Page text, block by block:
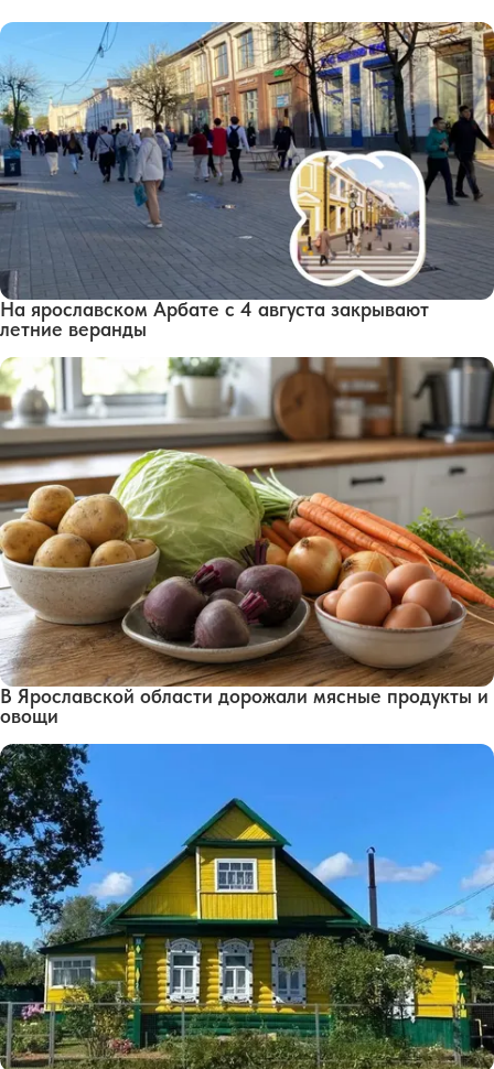
На ярославском Арбате с 4 августа закрывают
летние веранды
В Ярославской области дорожали мясные продукты и
овощи